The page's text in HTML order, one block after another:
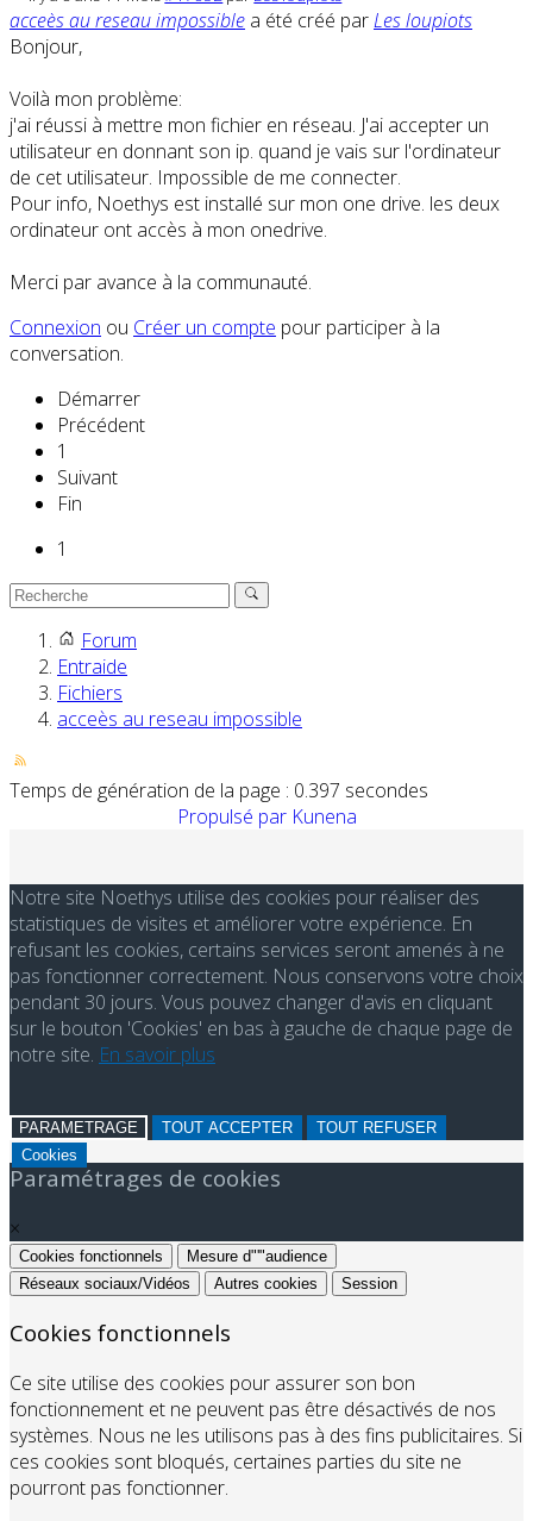
acceès au reseau impossible a été créé parLes loupiots
Bonjour,
Voilà mon problème:
j'ai réussi à mettre mon fichier en réseau. J'ai accepter un
utilisateur en donnant son ip. quand je vais sur l'ordinateur
de cet utilisateur. Impossible de me connecter.
Pour info, Noethys est installé sur mon one drive. les deux
ordinateur ont accès à mon onedrive.
Merci par avance à la communauté.
Connexion ou Créer un compte pour participer à la
conversation.
Démarrer
Précédent
1
Suivant
Fin
1
Forum
Entraide
Fichiers
acceès au reseau impossible
Temps de génération de la page : 0.397 secondes
Propulsé par Kunena
Notre site Noethys utilise des cookies pour réaliser des
statistiques de visites et améliorer votre expérience. En
refusant les cookies, certains services seront amenés à ne
pas fonctionner correctement. Nous conservons votre choix
pendant 30 jours. Vous pouvez changer d'avis en cliquant
sur le bouton 'Cookies' en bas à gauche de chaque page de
notre site. En savoir plus
PARAMETRAGE TOUT ACCEPTER
TOUT REFUSER
Cookies
Paramétrages de cookies
×
Cookies fonctionnels
Mesure d"'"audience
Réseaux sociaux/Vidéos
Autres cookies Session
Cookies fonctionnels
Ce site utilise des cookies pour assurer son bon
fonctionnement et ne peuvent pas être désactivés de nos
systèmes. Nous ne les utilisons pas à des fins publicitaires. Si
ces cookies sont bloqués, certaines parties du site ne
pourront pas fonctionner.